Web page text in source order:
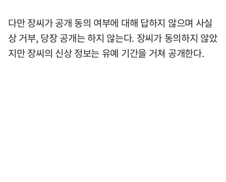
다만 장씨가 공개 동의 여부에 대해 답하지 않으며 사실
상 거부, 당장 공개는 하지 않는다. 장씨가 동의하지 않았
지만 장씨의 신상 정보는 유예 기간을 거쳐 공개한다.